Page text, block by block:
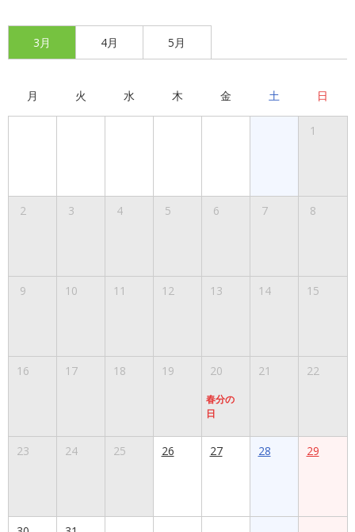
3月 4月 5月
月 火 水 木 金 土 日
1
2 3 4 5 6 7 8
9 10 11 12 13 14 15
16 17 18 19 20
春分の
日
21 22
23 24 25 26 27 28 29